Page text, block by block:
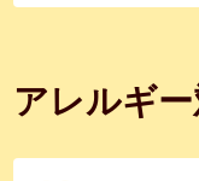
アレルギ